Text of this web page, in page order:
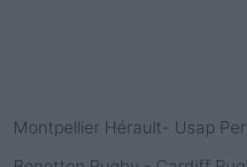
Montpellier Hérault- Usap